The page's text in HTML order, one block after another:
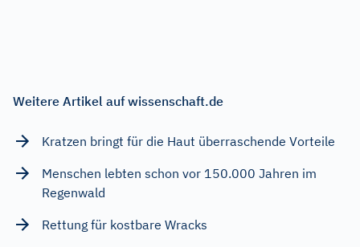
Weitere Artikel auf wissenschaft.de
Kratzen bringt für die Haut überraschende Vorteile
Menschen lebten schon vor 150.000 Jahren im
Regenwald
Rettung für kostbare Wracks